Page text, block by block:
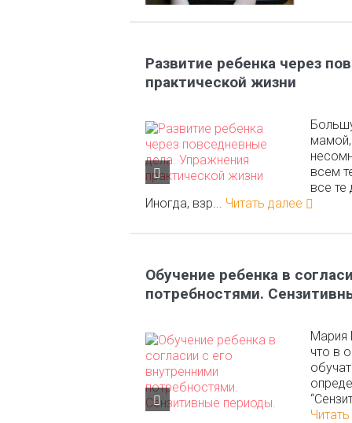
Развитие ребенка через
практической жизни
мамой,
всем
все
Иногда, взр... Читать далее
Обучение ребенка в
потребностями.
Мария
что в